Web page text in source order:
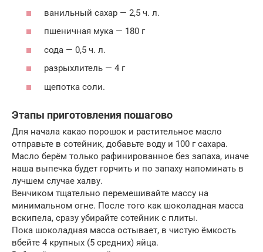
ванильный сахар — 2,5 ч. л.
пшеничная мука — 180 г
сода — 0,5 ч. л.
разрыхлитель — 4 г
щепотка соли.
Этапы приготовления пошагово
Для начала какао порошок и растительное масло
отправьте в сотейник, добавьте воду и 100 г сахара.
Масло берём только рафинированное без запаха, иначе
наша выпечка будет горчить и по запаху напоминать в
лучшем случае халву.
Венчиком тщательно перемешивайте массу на
минимальном огне. После того как шоколадная масса
вскипела, сразу убирайте сотейник с плиты.
Пока шоколадная масса остывает, в чистую ёмкость
вбейте 4 крупных (5 средних) яйца.